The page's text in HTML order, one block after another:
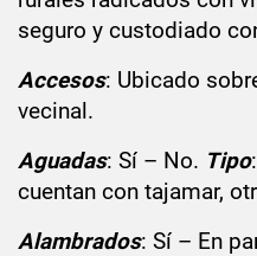
seguro y custodiado
Accesos: Ubicado
vecinal.
Aguadas: Sí – No. Tipo
cuentan con tajamar,
Alambrados: Sí – En